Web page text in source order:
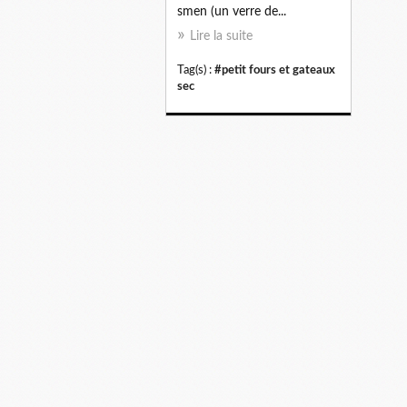
smen (un verre de...
Lire la suite
Tag(s) : #petit fours et gateaux
sec